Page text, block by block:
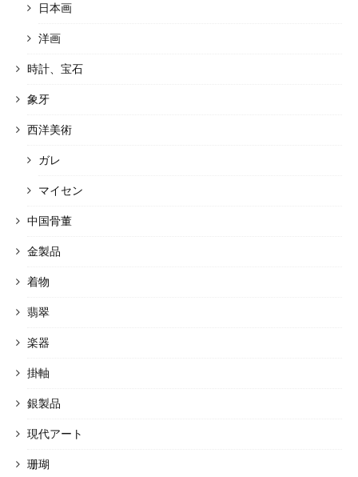
日本画
洋画
時計、宝石
象牙
西洋美術
ガレ
マイセン
中国骨董
金製品
着物
翡翠
楽器
掛軸
銀製品
現代アート
珊瑚